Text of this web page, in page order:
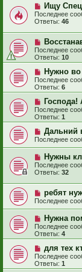
Ищу
Последнее
Ответы: 46
Последнее
Ответы: 10
Нужно
Последнее
Ответы: 6
Господа!
Последнее
Ответы: 1
Дальний
Последнее
Нужны
Последнее
Ответы: 32
ребят
Последнее
Нужна
Последнее
Ответы: 4
для тех
Последнее
Ответы: 1